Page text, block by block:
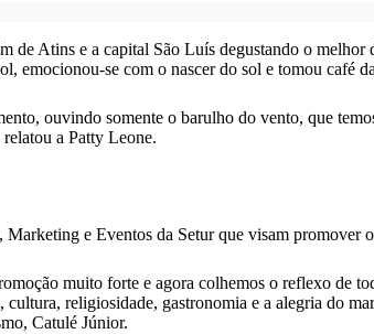
de Atins e a capital São Luís degustando o
emocionou-se com o nascer do sol e tomou café
ouvindo somente o barulho do vento, que
a Patty Leone.
e Eventos da Setur que visam promover
muito forte e agora colhemos o reflexo de
religiosidade, gastronomia e a alegria do
Catulé Júnior.